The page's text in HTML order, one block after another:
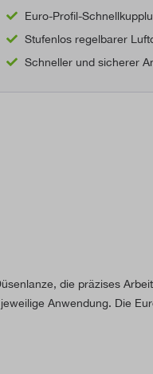
Euro-Profil-
Stufenlos regelbarer
Schneller und sicherer
die präzises
Anwendung. Die